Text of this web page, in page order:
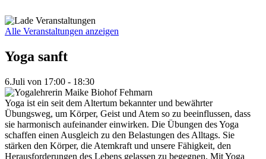
Inhalt
springen
Alle Veranstaltungen anzeigen
Yoga sanft
6.Juli von 17:00 - 18:30
Yoga ist ein seit dem Altertum bekannter und bewährter
Übungsweg, um Körper, Geist und Atem so zu beeinflussen, dass
sie harmonisch aufeinander einwirken. Die Übungen des Yoga
schaffen einen Ausgleich zu den Belastungen des Alltags. Sie
stärken den Körper, die Atemkraft und unsere Fähigkeit, den
Herausforderungen des Lebens gelassen zu begegnen. Mit Yoga